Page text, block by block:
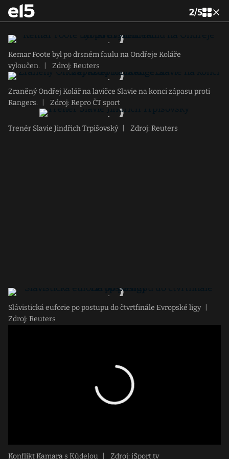
2/5
Kemar Foote byl po drsném faulu na Ondřeje Koláře
vyloučen.
Zdroj: Reuters
Zraněný Ondřej Kolář na lavičce Slavie na konci zápasu proti
Rangers.
Zdroj: Repro ČT sport
Trenér Slavie Jindřich Trpišovský Zdroj: Reuters
Slávistická euforie po postupu do čtvrtfinále Evropské ligy
Zdroj: Reuters
Konflikt Kamara s Kúdelou Zdroj: iSport.tv